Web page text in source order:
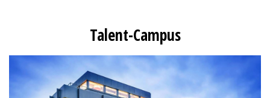
Talent-Campus